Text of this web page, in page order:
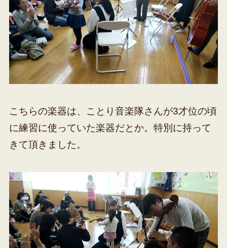
こちらの楽器は、ことり音楽隊さんが3才位の頃
に練習に使っていた楽器だとか。特別に持って
きて頂きました。